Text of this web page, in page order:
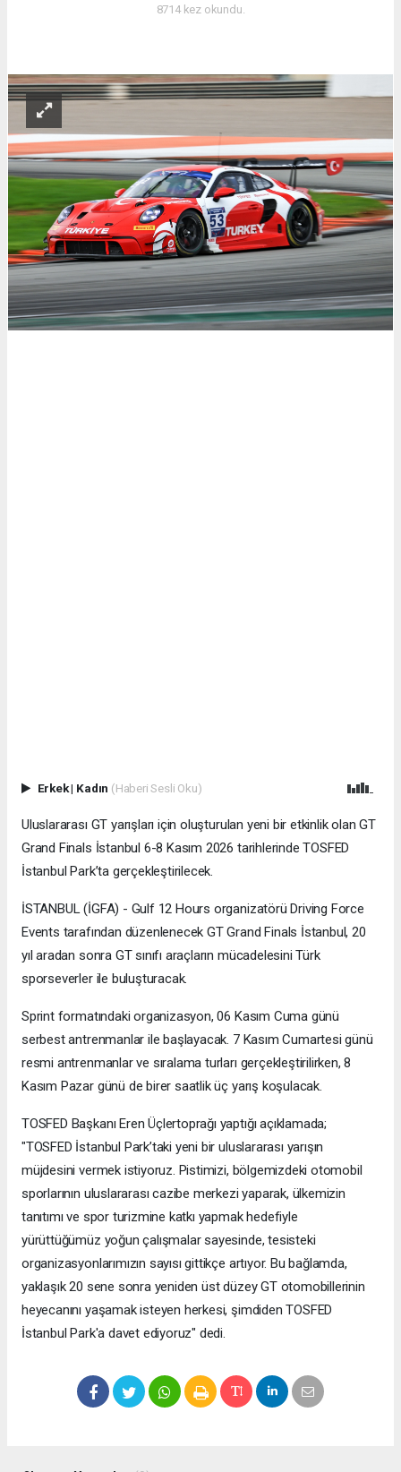
8714 kez okundu.
Erkek| Kadın (Haberi Sesli Oku)
Uluslararası GT yarışları için oluşturulan yeni bir etkinlik olan GT
Grand Finals İstanbul 6-8 Kasım 2026 tarihlerinde TOSFED
İstanbul Park’ta gerçekleştirilecek.
İSTANBUL (İGFA) - Gulf 12 Hours organizatörü Driving Force
Events tarafından düzenlenecek GT Grand Finals İstanbul, 20
yıl aradan sonra GT sınıfı araçların mücadelesini Türk
sporseverler ile buluşturacak.
Sprint formatındaki organizasyon, 06 Kasım Cuma günü
serbest antrenmanlar ile başlayacak. 7 Kasım Cumartesi günü
resmi antrenmanlar ve sıralama turları gerçekleştirilirken, 8
Kasım Pazar günü de birer saatlik üç yarış koşulacak.
TOSFED Başkanı Eren Üçlertoprağı yaptığı açıklamada;
"TOSFED İstanbul Park’taki yeni bir uluslararası yarışın
müjdesini vermek istiyoruz. Pistimizi, bölgemizdeki otomobil
sporlarının uluslararası cazibe merkezi yaparak, ülkemizin
tanıtımı ve spor turizmine katkı yapmak hedefiyle
yürüttüğümüz yoğun çalışmalar sayesinde, tesisteki
organizasyonlarımızın sayısı gittikçe artıyor. Bu bağlamda,
yaklaşık 20 sene sonra yeniden üst düzey GT otomobillerinin
heyecanını yaşamak isteyen herkesi, şimdiden TOSFED
İstanbul Park'a davet ediyoruz" dedi.